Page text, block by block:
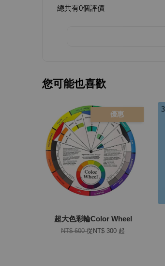
總共有0個評價
您可能也喜歡
優惠
超大色彩輪Color Wheel
NT$ 600從 NT$ 300 起